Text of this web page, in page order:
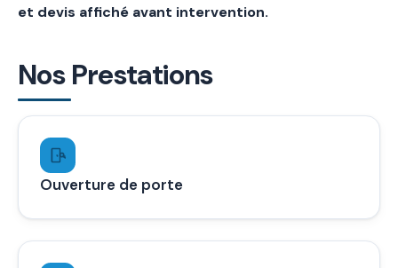
et devis affiché avant intervention.
Nos Prestations
Ouverture de porte